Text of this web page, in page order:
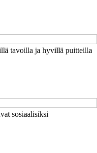
tavoilla ja hyvillä puitteilla
sosiaalisiksi